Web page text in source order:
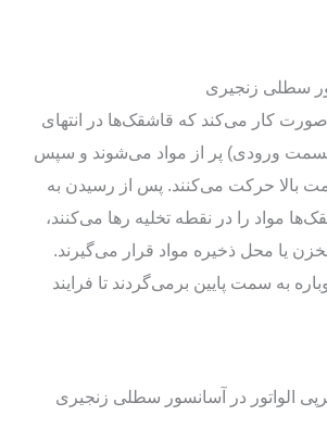
سطلی زنجیری
صورت کار می‌کند که قاشقک‌ها در انتهای
قسمت ورودی) پر از مواد می‌شوند و سپس
بالا حرکت می‌کنند. پس از رسیدن به
مواد را در نقطه تخلیه رها می‌کنند،
یا محل ذخیره مواد قرار می‌گیرند.
به سمت پایین برمی‌گردند تا فرایند